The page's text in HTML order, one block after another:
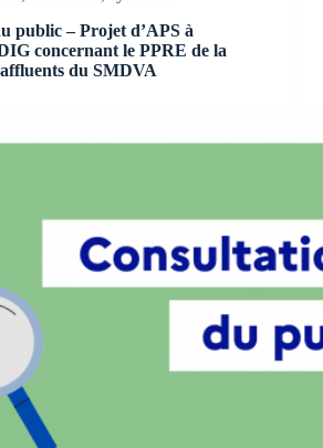
public – Projet d’APS à
concernant le PPRE de la
affluents du SMDVA